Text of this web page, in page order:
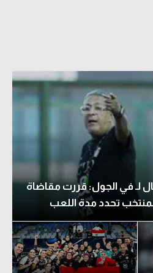
لـ في الجول: قررت مقاضاة
تحدد مدة اللعب